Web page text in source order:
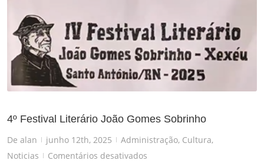
4º Festival Literário João Gomes Sobrinho
De alan | junho 12th, 2025 | Administração, Cultura,
Noticias
| Comentários desativados